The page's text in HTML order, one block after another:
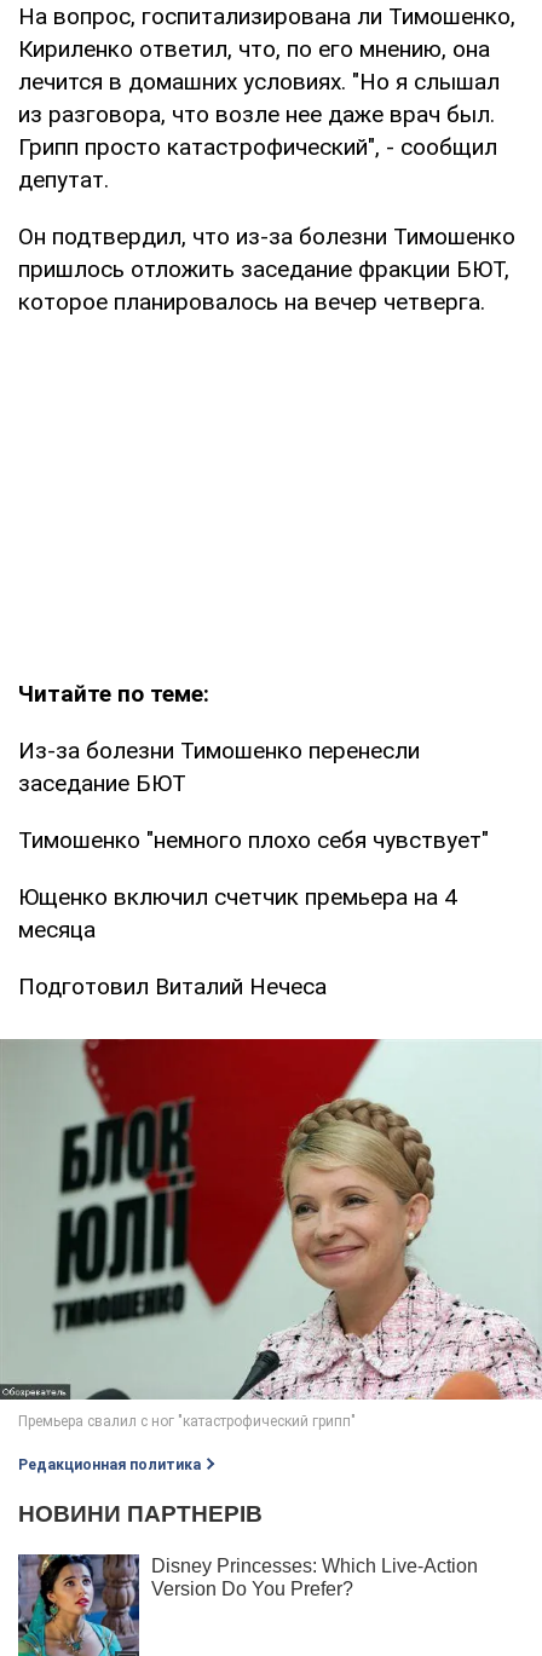
На вопрос, госпитализирована ли Тимошенко,
Кириленко ответил, что, по его мнению, она
лечится в домашних условиях. "Но я слышал
из разговора, что возле нее даже врач был.
Грипп просто катастрофический", - сообщил
депутат.
Он подтвердил, что из-за болезни Тимошенко
пришлось отложить заседание фракции БЮТ,
которое планировалось на вечер четверга.
Читайте по теме:
Из-за болезни Тимошенко перенесли
заседание БЮТ
Тимошенко "немного плохо себя чувствует"
Ющенко включил счетчик премьера на 4
месяца
Подготовил Виталий Нечеса
Редакционная политика